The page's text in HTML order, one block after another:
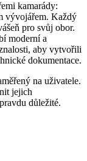
kamarády:
vývojářem. Každý
pro svůj obor.
moderní a
aby vytvořili
dokumentace.
na uživatele.
jejich
důležité.